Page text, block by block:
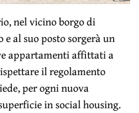
nel vicino borgo di
al suo posto sorgerà un
appartamenti affittati a
il regolamento
per ogni nuova
in social housing.